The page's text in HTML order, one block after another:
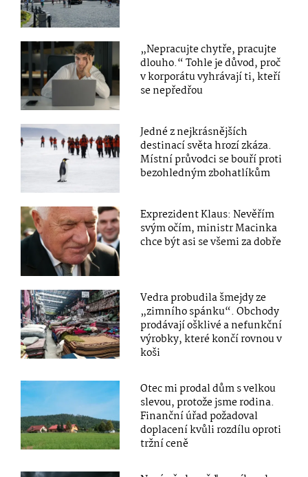
„Nepracujte chytře, pracujte
dlouho.“ Tohle je důvod, proč
v korporátu vyhrávají ti, kteří
se nepředřou
Jedné z nejkrásnějších
destinací světa hrozí zkáza.
Místní průvodci se bouří proti
bezohledným zbohatlíkům
Exprezident Klaus: Nevěřím
svým očím, ministr Macinka
chce být asi se všemi za dobře
Vedra probudila šmejdy ze
„zimního spánku“. Obchody
prodávají ošklivé a nefunkční
výrobky, které končí rovnou v
koši
Otec mi prodal dům s velkou
slevou, protože jsme rodina.
Finanční úřad požadoval
doplacení kvůli rozdílu oproti
tržní ceně